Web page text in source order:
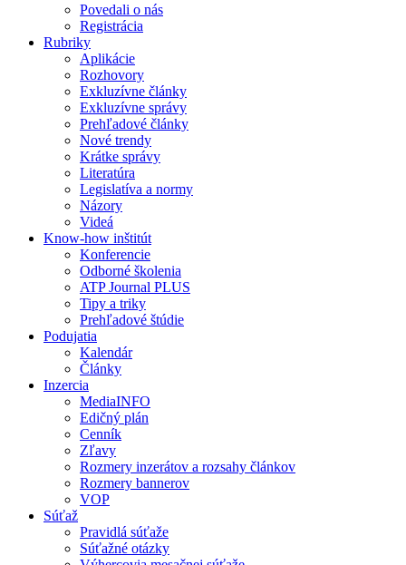
Povedali o nás
Registrácia
Rubriky
Aplikácie
Rozhovory
Exkluzívne články
Exkluzívne správy
Prehľadové články
Nové trendy
Krátke správy
Literatúra
Legislatíva a normy
Názory
Videá
Know-how inštitút
Konferencie
Odborné školenia
ATP Journal PLUS
Tipy a triky
Prehľadové štúdie
Podujatia
Kalendár
Články
Inzercia
MediaINFO
Edičný plán
Cenník
Zľavy
Rozmery inzerátov a rozsahy článkov
Rozmery bannerov
VOP
Súťaž
Pravidlá súťaže
Súťažné otázky